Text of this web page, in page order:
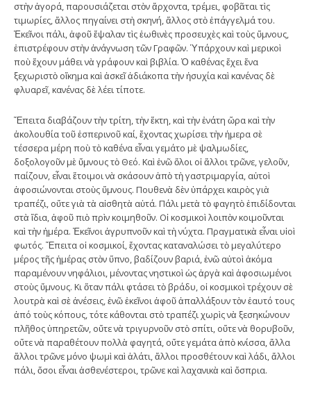
στὴν ἀγορά, παρουσιάζεται στὸν ἄρχοντα, τρέμει, φοβᾶται τὶς
τιμωρίες, ἄλλος πηγαίνει στὴ σκηνή, ἄλλος στὸ ἐπάγγελμά του.
Ἐκεῖνοι πάλι, ἀφοῦ ἔψαλαν τὶς ἑωθινὲς προσευχὲς καὶ τοὺς ὕμνους,
ἐπιστρέφουν στὴν ἀνάγνωση τῶν Γραφῶν. Ὑπάρχουν καὶ μερικοὶ
ποὺ ἔχουν μάθει νὰ γράφουν καὶ βιβλία. Ὁ καθένας ἔχει ἕνα
ξεχωριστὸ οἴκημα καὶ ἀσκεῖ ἀδιάκοπα τὴν ἡσυχία καὶ κανένας δὲ
φλυαρεῖ, κανένας δὲ λέει τίποτε.
Ἔπειτα διαβάζουν τὴν τρίτη, τὴν ἕκτη, καὶ τὴν ἐνάτη ὥρα καὶ τὴν
ἀκολουθία τοῦ ἑσπερινοῦ καί, ἔχοντας χωρίσει τὴν ἡμερα σὲ
τέσσερα μέρη ποὺ τὸ καθένα εἶναι γεμάτο μὲ ψαλμωδίες,
δοξολογοῦν μὲ ὕμνους τὸ Θεό. Καὶ ἐνῶ ὅλοι οἱ ἄλλοι τρῶνε, γελοῦν,
παίζουν, εἶναι ἕτοιμοι νὰ σκάσουν ἀπὸ τὴ γαστριμαργία, αὐτοὶ
ἀφοσιώνονται στοὺς ὕμνους. Πουθενὰ δὲν ὑπάρχει καιρὸς γιὰ
τραπέζι, οὔτε γιὰ τὰ αἰσθητὰ αὐτά. Πάλι μετὰ τὸ φαγητὸ ἐπιδίδονται
στὰ ἴδια, ἀφοῦ πιὸ πρὶν κοιμηθοῦν. Οἱ κοσμικοὶ λοιπὸν κοιμοῦνται
καὶ τὴν ἡμέρα. Ἐκεῖνοι ἀγρυπνοῦν καὶ τὴ νύχτα. Πραγματικὰ εἶναι υἱοὶ
φωτός. Ἔπειτα οἱ κοσμικοί, ἔχοντας καταναλώσει τὸ μεγαλύτερο
μέρος τῆς ἡμέρας στὸν ὕπνο, βαδίζουν βαριά, ἐνῶ αὐτοὶ ἀκόμα
παραμένουν νηφάλιοι, μένοντας νηστικοὶ ὡς ἀργὰ καὶ ἀφοσιωμένοι
στοὺς ὕμνους. Κι ὅταν πάλι φτάσει τὸ βράδυ, οἱ κοσμικοὶ τρέχουν σὲ
λουτρὰ καὶ σὲ ἀνέσεις, ἐνῶ ἐκεῖνοι ἀφοῦ ἀπαλλάξουν τὸν ἑαυτό τους
ἀπό τοὺς κόπους, τότε κάθονται στὸ τραπέζι χωρὶς νὰ ξεσηκώνουν
πλῆθος ὑπηρετῶν, οὔτε νὰ τριγυρνοῦν στὸ σπίτι, οὔτε νὰ θορυβοῦν,
οὔτε νὰ παραθέτουν πολλὰ φαγητά, οὔτε γεμάτα ἀπὸ κνίσσα, ἄλλα
ἄλλοι τρῶνε μόνο ψωμὶ καὶ ἁλάτι, ἄλλοι προσθέτουν καὶ λάδι, ἄλλοι
πάλι, ὅσοι εἶναι ἀσθενέστεροι, τρῶνε καὶ λαχανικὰ καὶ ὄσπρια.